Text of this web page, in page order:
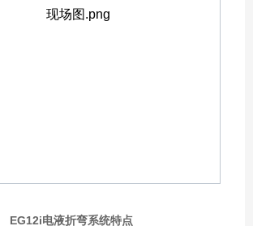
EG12i电液折弯系统特点